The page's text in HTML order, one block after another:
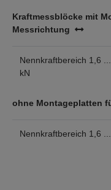
Kraftmessblöcke mit
Messrichtung
Nennkraftbereich 1,6
kN
ohne Montageplatten
Nennkraftbereich 1,6